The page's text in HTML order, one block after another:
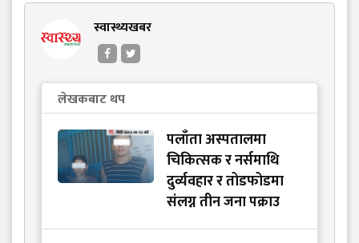
स्वास्थ्यखबर
लेखकबाट थप
पलाँता अस्पतालमा
चिकित्सक र नर्समाथि
दुर्व्यवहार र तोडफोडमा
संलग्न तीन जना पक्राउ